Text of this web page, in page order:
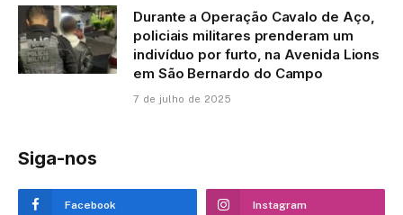
Durante a Operação Cavalo de Aço,
policiais militares prenderam um
indivíduo por furto, na Avenida Lions
em São Bernardo do Campo
7 de julho de 2025
Siga-nos
Facebook Instagram